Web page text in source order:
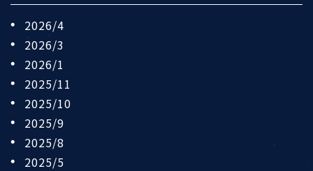
2026/4
2026/3
2026/1
2025/11
2025/10
2025/9
2025/8
2025/5